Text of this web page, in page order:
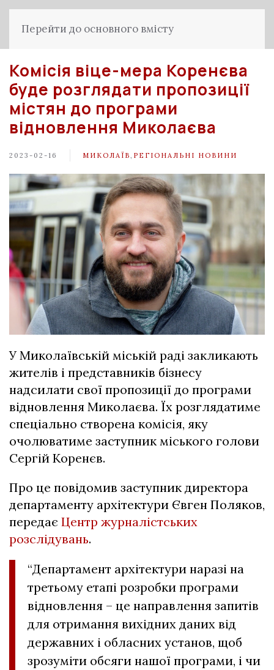
Перейти до основного вмісту
Комісія віце-мера Коренєва
буде розглядати пропозиції
містян до програми
відновлення Миколаєва
2023-02-16 МИКОЛАЇВ РЕГІОНАЛЬНІ НОВИНИ
У Миколаївській міській раді закликають
жителів і представників бізнесу
надсилати свої пропозиції до програми
відновлення Миколаєва. Їх розглядатиме
спеціально створена комісія, яку
очолюватиме заступник міського голови
Сергій Коренєв.
Про це повідомив заступник директора
департаменту архітектури Євген Поляков,
передає Центр журналістських
розслідувань.
“Департамент архітектури наразі на
третьому етапі розробки програми
відновлення – це направлення запитів
для отримання вихідних даних від
державних і обласних установ, щоб
зрозуміти обсяги нашої програми, і чи